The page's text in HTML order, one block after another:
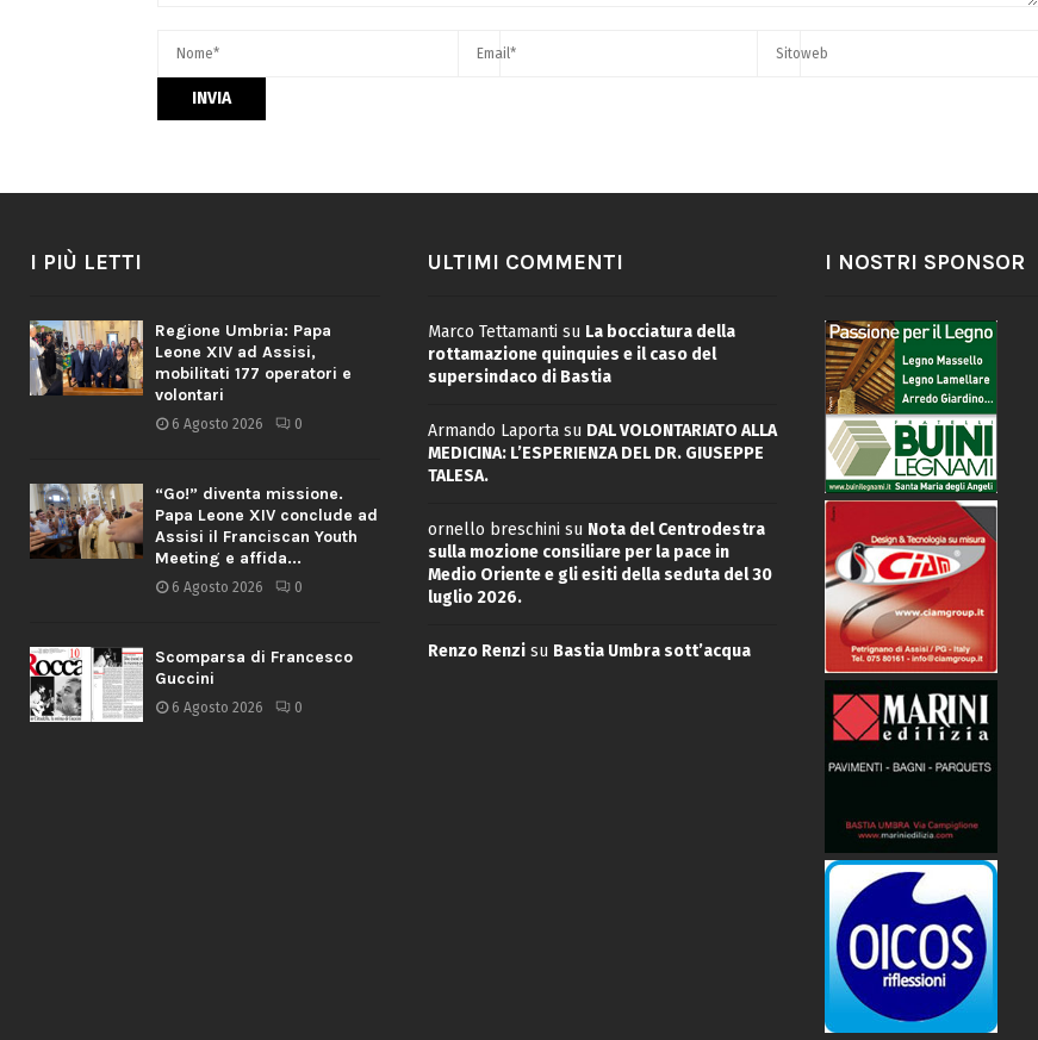
I PIÙ LETTI
Regione Umbria: Papa
Leone XIV ad Assisi,
mobilitati 177 operatori e
volontari
6 Agosto 2026 0
“Go!” diventa missione.
Papa Leone XIV conclude ad
Assisi il Franciscan Youth
Meeting e affida...
6 Agosto 2026 0
Scomparsa di Francesco
Guccini
6 Agosto 2026 0
ULTIMI COMMENTI
Marco Tettamanti su La bocciatura della
rottamazione quinquies e il caso del
supersindaco di Bastia
Armando Laportasu DAL VOLONTARIATO ALLA
MEDICINA: L’ESPERIENZA DEL DR. GIUSEPPE
TALESA.
ornello breschini su Nota del Centrodestra
sulla mozione consiliare per la pace in
Medio Oriente e gli esiti della seduta del 30
luglio 2026.
Renzo Renzisu Bastia Umbra sott’acqua
I NOSTRI SPONSOR